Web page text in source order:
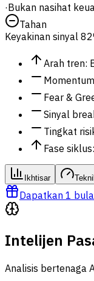
·Bukan nasihat
Tahan
Keyakinan sinyal
Arah tren:
Momentum
Fear &
Sinyal
Tingkat
Fase siklus:
Ikhtisar
Dapatkan 1
Intelijen
Analisis bertenaga